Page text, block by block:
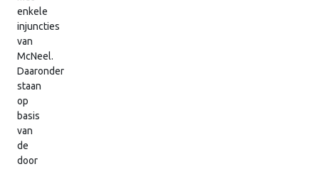
enkele
injuncties
van
McNeel.
Daaronder
staan
op
basis
van
de
door